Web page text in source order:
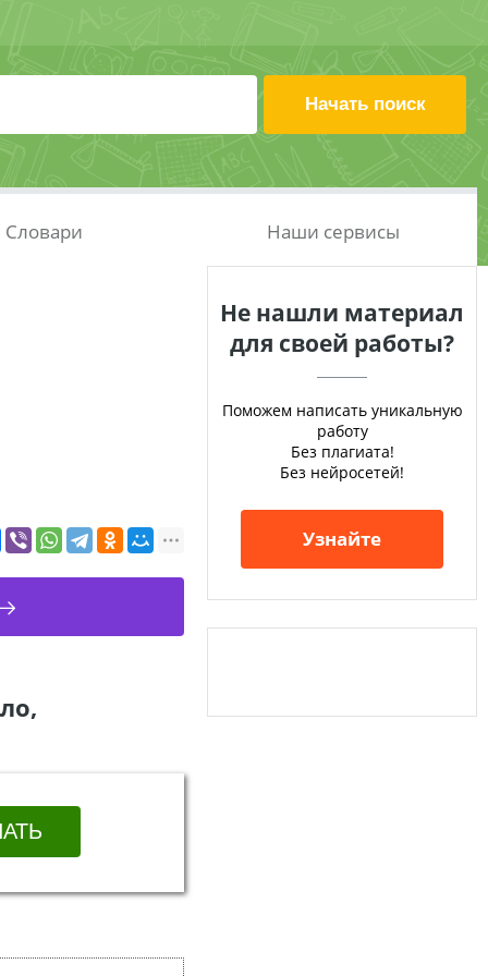
Словари Наши сервисы
Не нашли материал
для своей работы?
Поможем написать уникальную
работу
Без плагиата!
Без нейросетей!
Узнайте